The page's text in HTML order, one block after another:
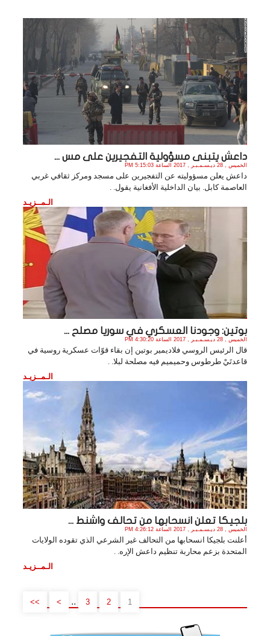
داعش يتبنى مسؤولية التفجيرين على مس ...
الخميس , 28 ديـسـمـبـر , 2017 الساعة 5:15:03 PM
داعش يعلن مسؤوليته عن التفجيرين على مسجد ومركز ثقافي غربي
العاصمة كابل. بيان الداخلية الأفغانية يقول. .
الـمــزيـد
بوتين: وجودنا العسكري في سوريا مصلح ...
الخميس , 28 ديـسـمـبـر , 2017 الساعة 4:30:20 PM
قال الرئيس الروسي فلاديمير بوتين إن بقاء قوّات عسكرية روسية في
قاعدتَيْ طرطوس وحميميم فيه مصلحة لبلا. .
الـمــزيـد
بلجيكا تعلن انسحابها من تحالف واشنط ...
الخميس , 28 ديـسـمـبـر , 2017 الساعة 4:26:12 PM
أعلنت بلجيكا انسحابها من التحالف غير الشرعي الذي تقوده الولايات
المتحدة بزعم محاربة تنظيم داعش الإره. .
الـمــزيـد
1
2
3
..
>
>>